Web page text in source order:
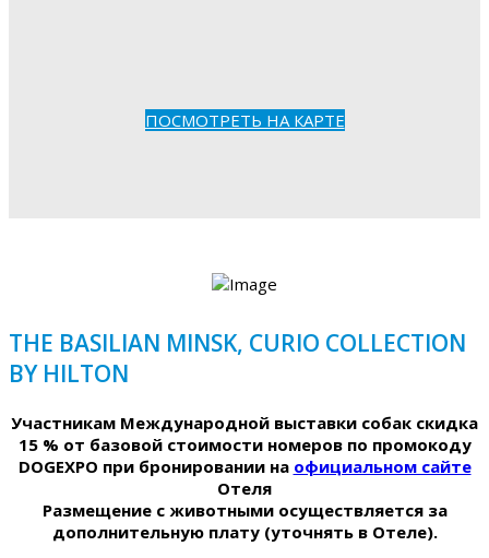
ПОСМОТРЕТЬ НА КАРТЕ
THE BASILIAN MINSK, CURIO COLLECTION
BY HILTON
Участникам Международной выставки собак скидка
15 % от базовой стоимости номеров по промокоду
DOGEXPO при бронировании на официальном сайте
Отеля
Размещение с животными осуществляется за
дополнительную плату (уточнять в Отеле).